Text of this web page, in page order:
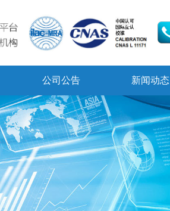
公司公告 新闻动态